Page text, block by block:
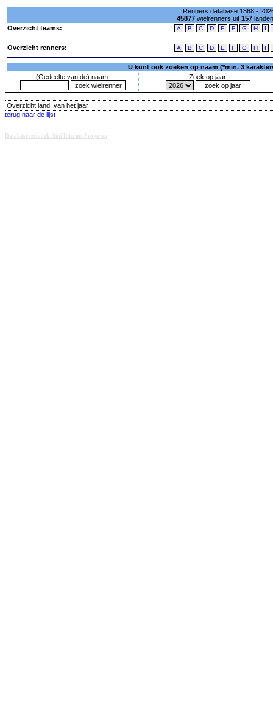
Renners database 1868 -
45877wielrenners uit 157
Overzicht teams:
A B C D E F G H I
Overzicht renners: A B C D E F G H I
U kunt ook zoeken op naam (*min. 3
(Gedeelte van de) naam:
Zoek op jaar:
Overzicht land: van het jaar
terug naar de lijst
Database techniek: Sini Internet Projecten